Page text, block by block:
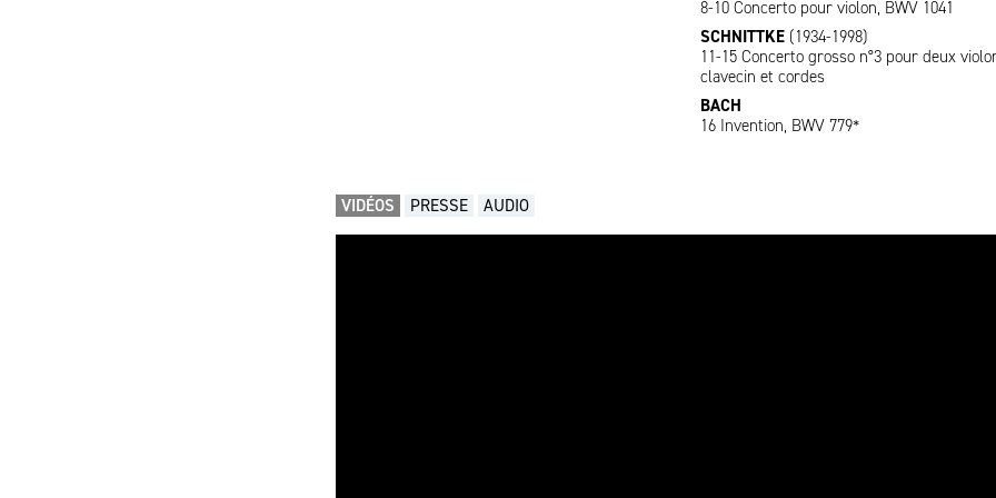
8-10 Concerto pour violon, BWV 1041
SCHNITTKE(1934-1998)
11-15 Concerto grosso n°3 pour deux
clavecin et cordes
BACH
16 Invention, BWV 779*
VIDÉOS PRESSE AUDIO